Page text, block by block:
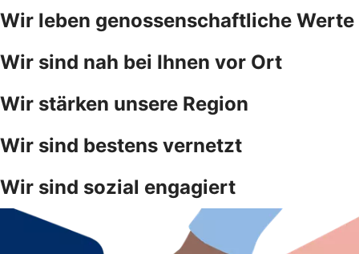
Wir leben genossenschaftliche Werte
Wir sind nah bei Ihnen vor Ort
Wir stärken unsere Region
Wir sind bestens vernetzt
Wir sind sozial engagiert